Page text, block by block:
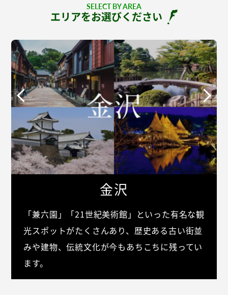
SELECT BY AREA
エリアをお選びください
金沢
「兼六園」「21世紀美術館」といった有名な観
光スポットがたくさんあり、歴史ある古い街並
みや建物、伝統文化が今もあちこちに残ってい
ます。